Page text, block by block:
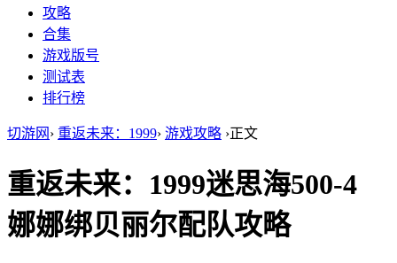
攻略
合集
游戏版号
测试表
排行榜
切游网 › 重返未来：1999› 游戏攻略 ›正文
重返未来：1999迷思海500-4
娜娜绑贝丽尔配队攻略